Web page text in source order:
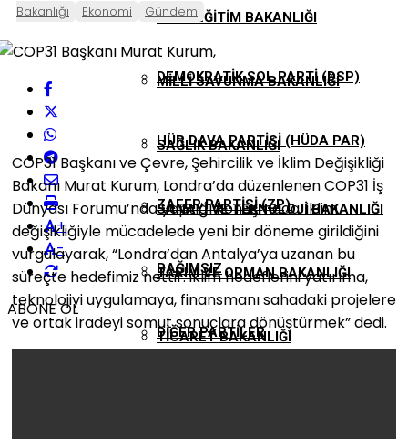
(DBP)
DEMOKRATIK SOL PARTI (DSP)
HÜR DAVA PARTISI (HÜDA PAR)
ZAFER PARTISI (ZP)
BAĞIMSIZ
DIĞER PARTILER
MILLI EĞITIM BAKANLIĞI
MILLI SAVUNMA BAKANLIĞI
SAĞLIK BAKANLIĞI
SANAYI VE TEKNOLOJI BAKANLIĞI
TARIM VE ORMAN BAKANLIĞI
TICARET BAKANLIĞI
Bakanlığı
Ekonomi Gündem
+
-
ABONE OL
COP31 Başkanı ve Çevre, Şehircilik ve İklim Değişikliği
Bakanı Murat Kurum, Londra’da düzenlenen COP31 İş
Dünyası Forumu’nda yaptığı konuşmada, iklim
değişikliğiyle mücadelede yeni bir döneme girildiğini
vurgulayarak, “Londra’dan Antalya’ya uzanan bu
süreçte hedefimiz nettir: iklim hedeflerini yatırıma,
teknolojiyi uygulamaya, finansmanı sahadaki projelere
ve ortak iradeyi somut sonuçlara dönüştürmek” dedi.